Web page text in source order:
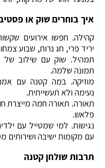
איך בוחרים שוק או
קהילה. חפשו אירועים
יריד פרי, חג נרות, שבוע
תמהיל. שוק עם שילוב של
תמונה שלמה.
מוזיקה. במה קטנה עם
נעימה ולא תעשייתית.
תאורה. תאורה חמה מייצרת
פלאש.
נגישות. למי שמטייל עם
עם מקומות ישיבה ושירותים
תרבות שולחן קטנה